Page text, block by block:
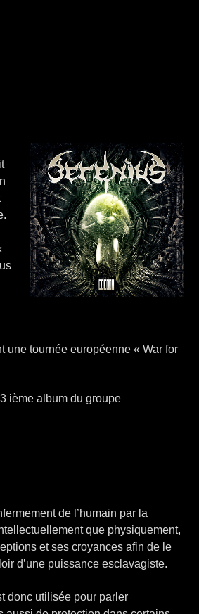
une tournée européenne « War for
ième album du groupe
de l’humain par la
que physiquement,
et ses croyances afin de le
d’une puissance esclavagiste.
donc utilisée pour parler